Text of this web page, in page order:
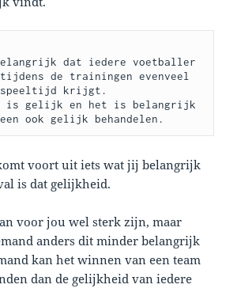
dat iedere voetballer
de trainingen evenveel
speeltijd krijgt.
is gelijk en het is belangrijk
ook gelijk behandelen.
voort uit iets wat jij belangrijk
is dat gelijkheid.
voor jou wel sterk zijn, maar
anders dit minder belangrijk
kan het winnen van een team
dan de gelijkheid van iedere